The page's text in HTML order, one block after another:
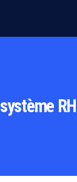
système RH